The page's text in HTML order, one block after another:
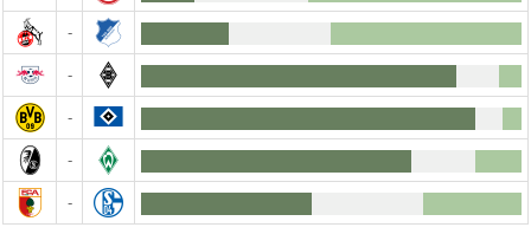
-
-
-
-
-